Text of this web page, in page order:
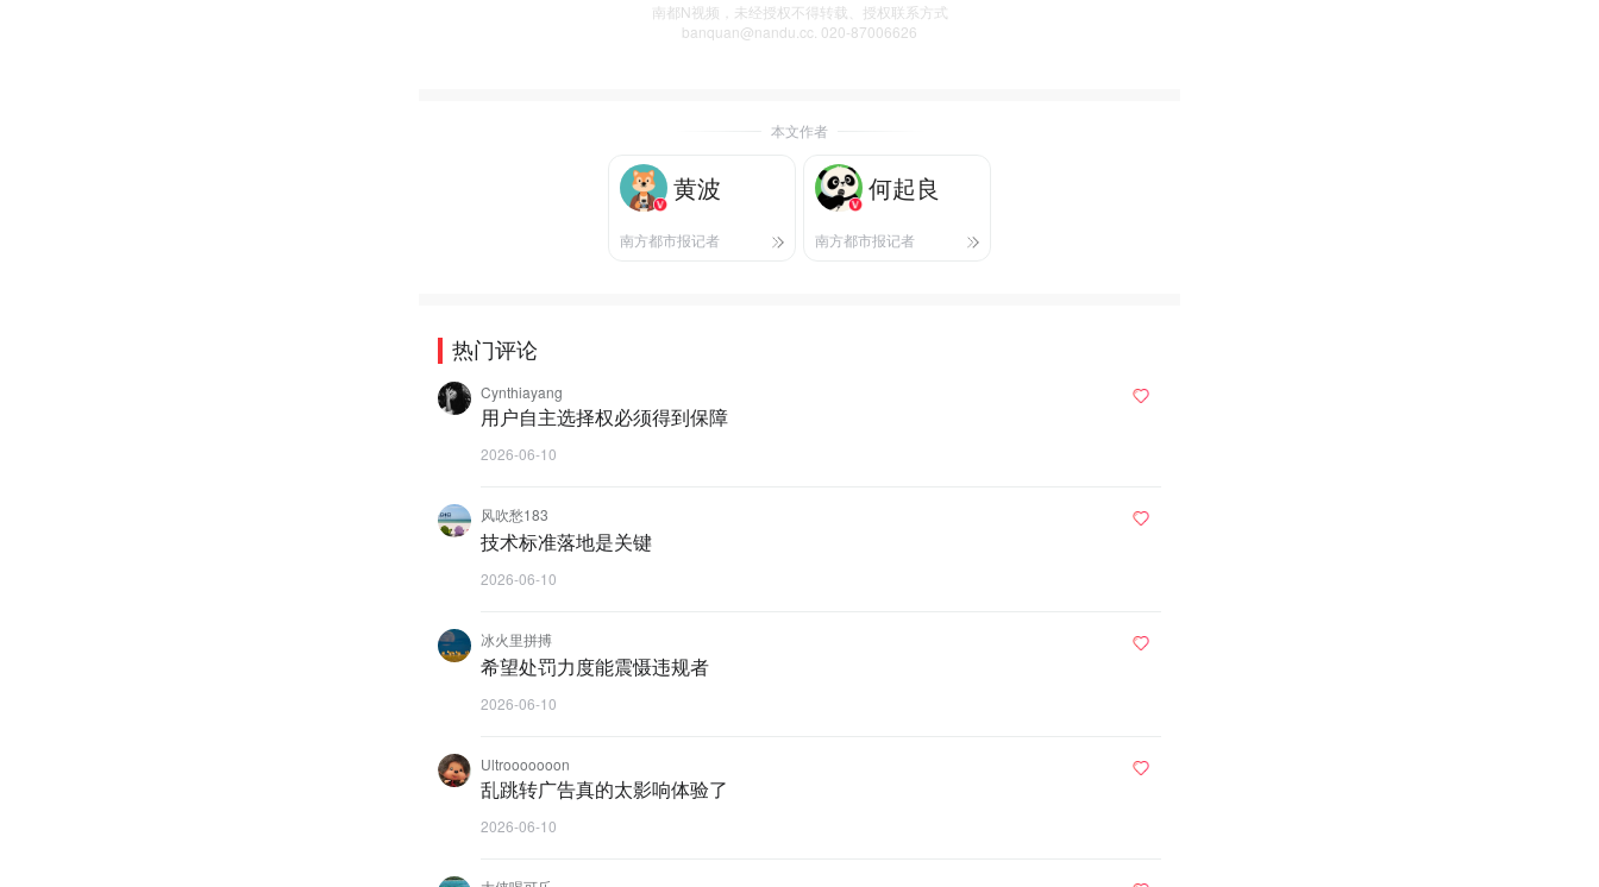
南都N视频，未经授权不得转载、授权联系方式
banquan@nandu.cc. 020-87006626
本文作者
黄波
南方都市报记者
何起良
南方都市报记者
热门评论
Cynthiayang
用户自主选择权必须得到保障
2026-06-10
风吹愁183
技术标准落地是关键
2026-06-10
冰火里拼搏
希望处罚力度能震慑违规者
2026-06-10
Ultrooooooon
乱跳转广告真的太影响体验了
2026-06-10